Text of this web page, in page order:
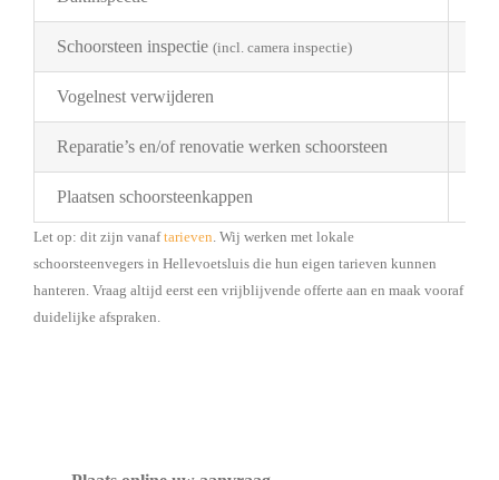
Schoorsteen inspectie (incl. camera inspectie)
Vogelnest verwijderen
Reparatie’s en/of renovatie werken schoorsteen
Plaatsen schoorsteenkappen
Let op: dit zijn vanaftarieven . Wij werken met lokale
schoorsteenvegers in Hellevoetsluis die hun eigen tarieven kunnen
hanteren. Vraag altijd eerst een vrijblijvende offerte aan en maak vooraf
duidelijke afspraken.